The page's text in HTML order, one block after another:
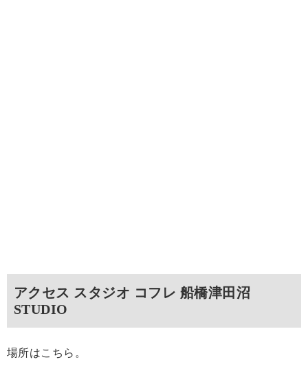
アクセス スタジオ コフレ 船橋津田沼
STUDIO
場所はこちら。